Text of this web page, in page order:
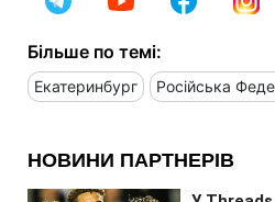
Більше по темі:
Екатеринбург Російська